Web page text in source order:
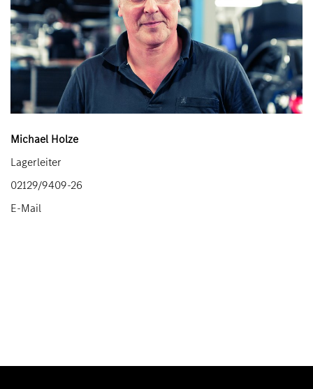
Michael Holze
Lagerleiter
02129/9409-26
E-Mail